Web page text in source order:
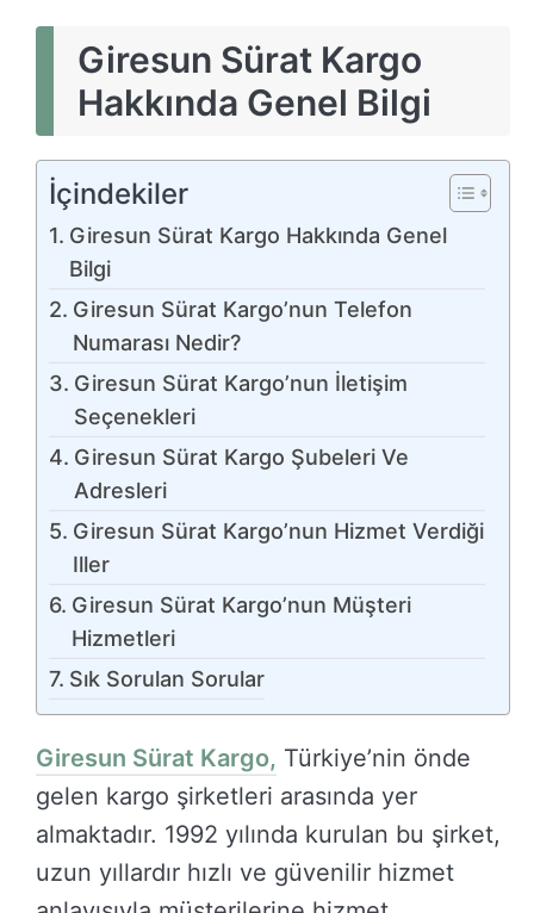
Giresun Sürat Kargo
Hakkında Genel Bilgi
İçindekiler
Giresun Sürat Kargo Hakkında Genel
Bilgi
Giresun Sürat Kargo’nun Telefon
Numarası Nedir?
Giresun Sürat Kargo’nun İletişim
Seçenekleri
Giresun Sürat Kargo Şubeleri Ve
Adresleri
Giresun Sürat Kargo’nun Hizmet Verdiği
Iller
Giresun Sürat Kargo’nun Müşteri
Hizmetleri
Sık Sorulan Sorular
Giresun Sürat Kargo, Türkiye’nin önde
gelen kargo şirketleri arasında yer
almaktadır. 1992 yılında kurulan bu şirket,
uzun yıllardır hızlı ve güvenilir hizmet